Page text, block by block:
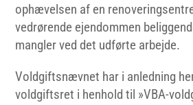
ophævelsen af en
vedrørende ejendommen
mangler ved det udførte arbejde.
Voldgiftsnævnet har i anledning
voldgiftsret i henhold til »VBA-